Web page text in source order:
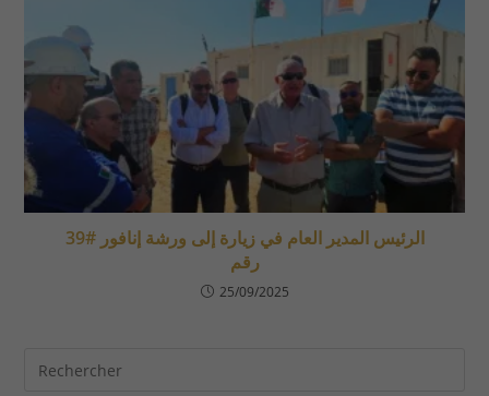
الرئيس المدير العام في زيارة إلى ورشة إنافور #39
رقم
25/09/2025